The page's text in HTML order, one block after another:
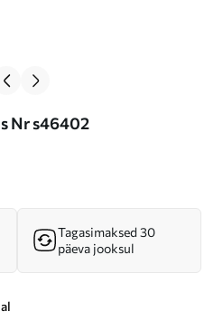
Nr s46402
Tagasimaksed 30
päeva jooksul